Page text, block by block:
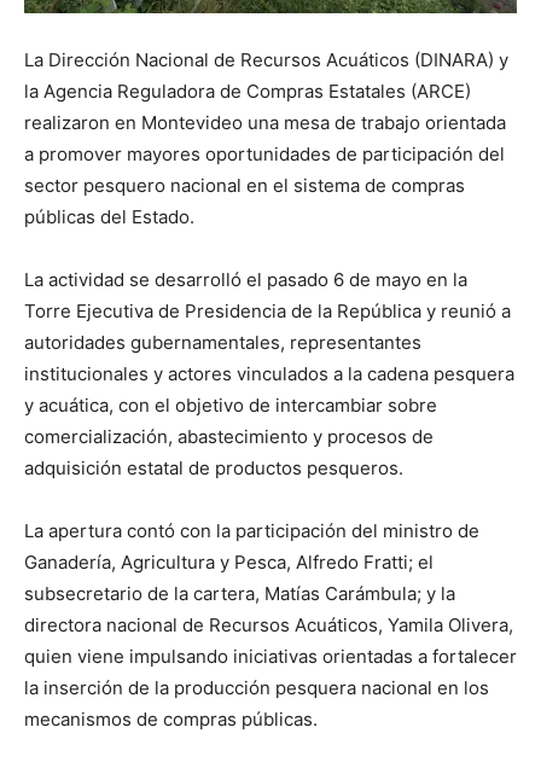
La Dirección Nacional de Recursos Acuáticos (DINARA) y
la Agencia Reguladora de Compras Estatales (ARCE)
realizaron en Montevideo una mesa de trabajo orientada
a promover mayores oportunidades de participación del
sector pesquero nacional en el sistema de compras
públicas del Estado.
La actividad se desarrolló el pasado 6 de mayo en la
Torre Ejecutiva de Presidencia de la República y reunió a
autoridades gubernamentales, representantes
institucionales y actores vinculados a la cadena pesquera
y acuática, con el objetivo de intercambiar sobre
comercialización, abastecimiento y procesos de
adquisición estatal de productos pesqueros.
La apertura contó con la participación del ministro de
Ganadería, Agricultura y Pesca, Alfredo Fratti; el
subsecretario de la cartera, Matías Carámbula; y la
directora nacional de Recursos Acuáticos, Yamila Olivera,
quien viene impulsando iniciativas orientadas a fortalecer
la inserción de la producción pesquera nacional en los
mecanismos de compras públicas.